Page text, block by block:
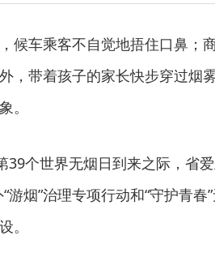
候车乘客不自觉地捂住口鼻；
，带着孩子的家长快步穿过
。
39个世界无烟日到来之际，省
游烟”治理专项行动和“守护青
。